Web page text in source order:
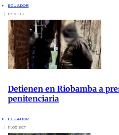
ECUADOR
11:10 ECT
Detienen en Riobamba a
penitenciaria
ECUADOR
11:05 ECT